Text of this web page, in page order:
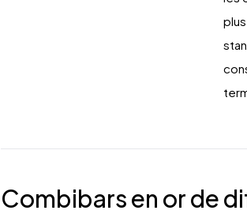
Combibars en or de